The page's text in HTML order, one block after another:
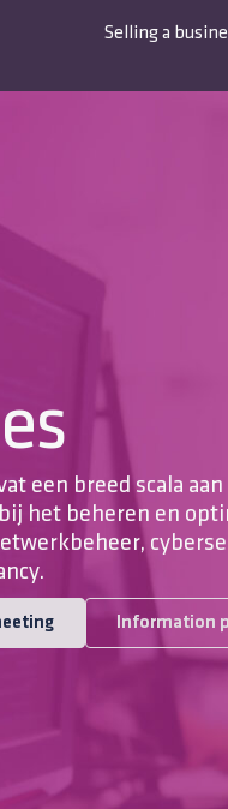
Selling a
een breed scala
het beheren en
Information